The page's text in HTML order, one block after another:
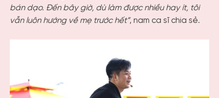
bán dạo. Đến bây giờ, dù làm được nhiều hay ít, tôi
vẫn luôn hướng về mẹ trước hết”, nam ca sĩ chia sẻ.